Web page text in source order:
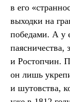
в его
выходки на
победами. А у
паясничества,
и Ростопчин.
он лишь
и шутовства,